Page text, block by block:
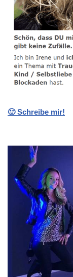
🙂 Schreibe mir!